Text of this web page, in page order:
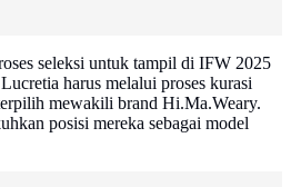
seleksi untuk tampil di IFW 2025
harus melalui proses kurasi
mewakili brand Hi.Ma.Weary.
posisi mereka sebagai model